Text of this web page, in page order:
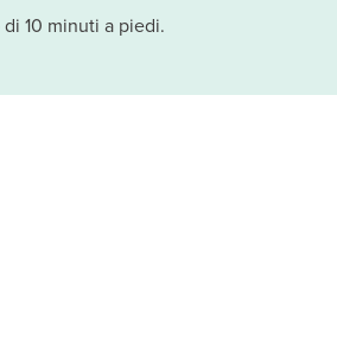
10 minuti a piedi.
digitale è l'ideale per